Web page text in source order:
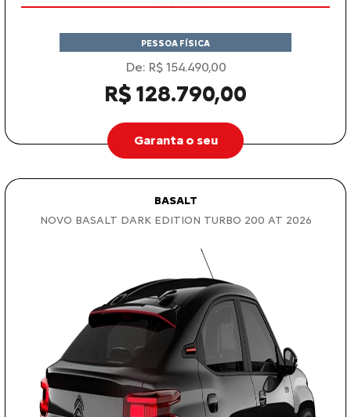
PESSOA FÍSICA
De: R$ 154.490,00
R$ 128.790,00
Garanta o seu
BASALT
NOVO BASALT DARK EDITION TURBO 200 AT 2026